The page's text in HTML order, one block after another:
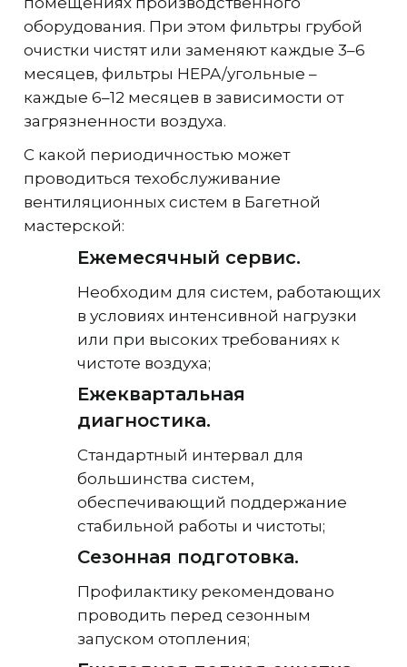
оборудования. При этом фильтры грубой
очистки чистят или заменяют каждые 3–6
месяцев, фильтры HEPA/угольные –
каждые 6–12 месяцев в зависимости от
загрязненности воздуха.
С какой периодичностью может
проводиться техобслуживание
вентиляционных систем в Багетной
мастерской:
Ежемесячный сервис.
Необходим для систем, работающих
в условиях интенсивной нагрузки
или при высоких требованиях к
чистоте воздуха;
Ежеквартальная
диагностика.
Стандартный интервал для
большинства систем,
обеспечивающий поддержание
стабильной работы и чистоты;
Сезонная подготовка.
Профилактику рекомендовано
проводить перед сезонным
запуском отопления;